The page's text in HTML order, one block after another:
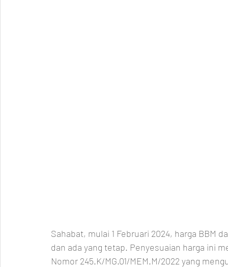
Sahabat, mulai 1 Februari 2024, harga BBM
dan ada yang tetap. Penyesuaian harga ini
Nomor 245.K/MG.01/MEM.M/2022 yang